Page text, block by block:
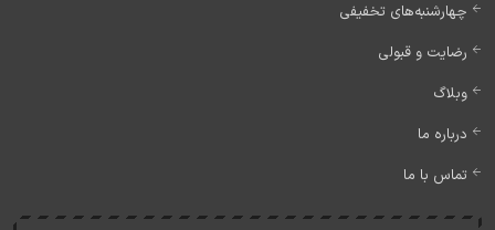
چهارشنبه‌های تخفیفی
رضایت و قبولی
وبلاگ
درباره ما
تماس با ما